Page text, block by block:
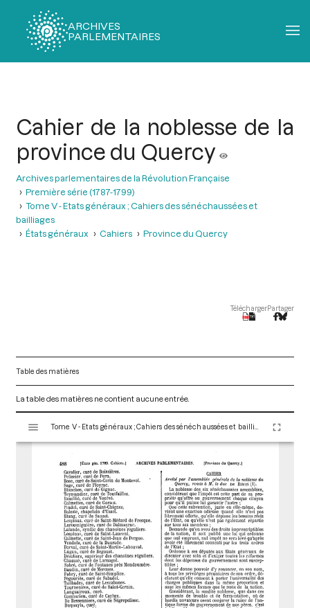
ARCHIVES
PARLEMENTAIRES
Cahier de la noblesse de la
province du Quercy
Archives parlementaires de la Révolution Française
Première série (1787-1799)
Tome V - Etats généraux ; Cahiers des sénéchaussées et
bailliages
États généraux
Cahiers Province du Quercy
TéléchargerPartager
Table des matières
La table des matières ne contient aucune entrée.
s